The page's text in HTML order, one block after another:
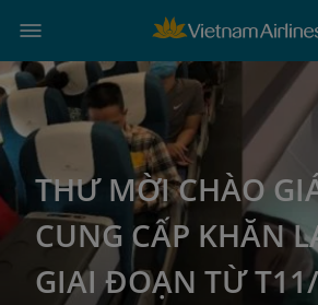
THƯ MỜI CHÀO
CUNG CẤP KHĂN
GIAI ĐOẠN TỪ